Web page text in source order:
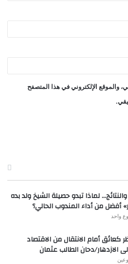
والموقع الإلكتروني في هذا المتصفح
والنتائج… لماذا تبدو حصيلة الشيخ ولد بده
أفضل من أداء المندوب الحالي؟
واحد
كعائق أمام الانتقال من الاقتصاد
الازدهار/دحان الطالب عثمان